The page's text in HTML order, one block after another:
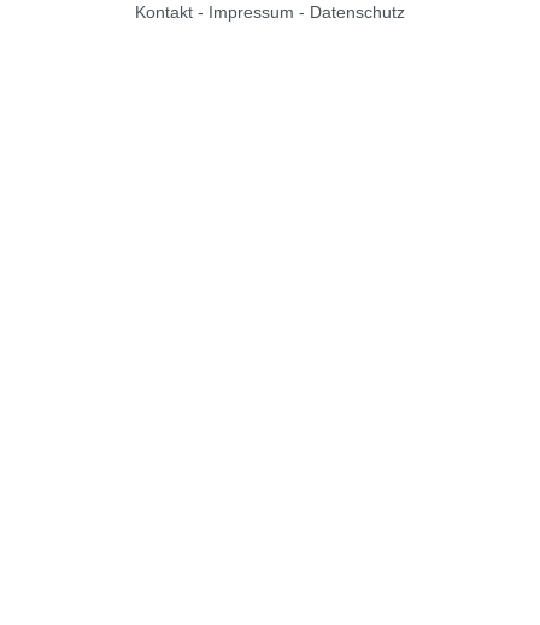
Kontakt - Impressum - Datenschutz